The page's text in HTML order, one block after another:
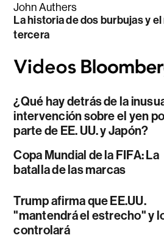
John Authers
La historia de dos burbujas y
tercera
¿Qué hay detrás de la
intervención sobre el yen
parte de EE. UU. y Japón?
Copa Mundial de la FIFA: La
batalla de las marcas
Trump afirma que EE.UU.
"mantendrá el estrecho" y
controlará